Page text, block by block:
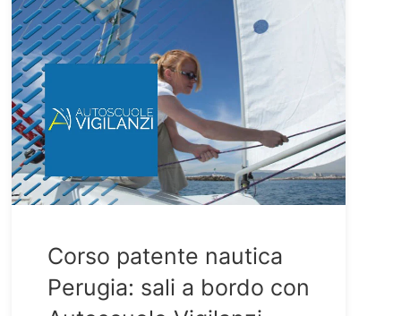
Corso patente nautica
Perugia: sali a bordo con